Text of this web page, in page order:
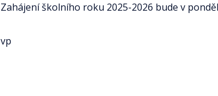
Zahájení školního roku 2025-2026 bude v
vp